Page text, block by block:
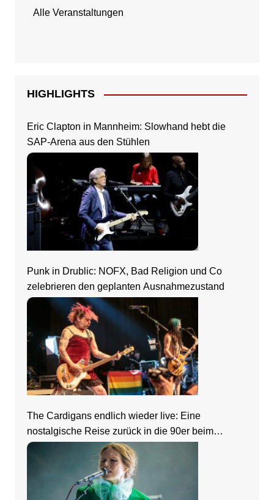
Alle Veranstaltungen
HIGHLIGHTS
Eric Clapton in Mannheim: Slowhand hebt die
SAP-Arena aus den Stühlen
Punk in Drublic: NOFX, Bad Religion und Co
zelebrieren den geplanten Ausnahmezustand
The Cardigans endlich wieder live: Eine
nostalgische Reise zurück in die 90er beim
Zeltfestival Rhein-Neckar